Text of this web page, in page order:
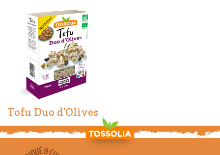
Tofu Duo d'Olives